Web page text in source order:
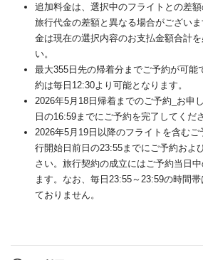
追加料金は、選択中のフライトとの差
旅行代金の差額と異なる場合がござい
金は現在の選択内容のお支払金額合計
い。
最大355日先の帰着分までご予約が可能
約は毎日12:30より可能となります。
2026年5月18日帰着までのご予約_お申
日の16:59までにご予約を完了してくだ
2026年5月19日以降のフライトを含む
行開始日前日の23:55までにご予約およ
さい。旅行契約の成立にはご予約当日
ます。なお、毎日23:55～23:59の時間
ておりません。